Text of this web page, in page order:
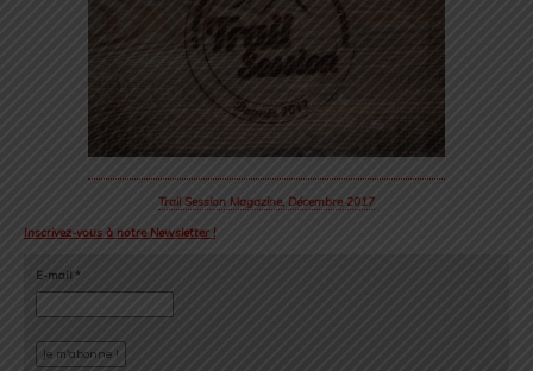
Trail Session Magazine, Décembre 2017
Inscrivez-vous à notre Newsletter !
E-mail *